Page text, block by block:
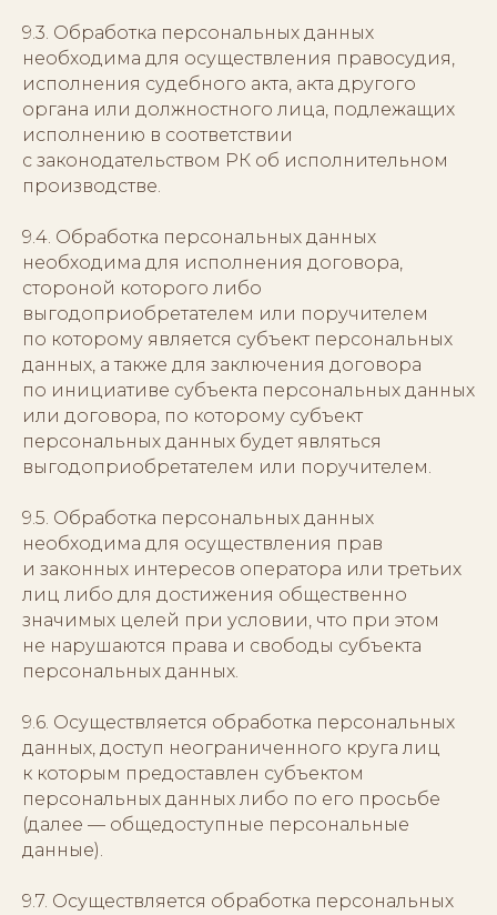
9.3. Обработка персональных данных
необходима для осуществления правосудия,
исполнения судебного акта, акта другого
органа или должностного лица, подлежащих
исполнению в соответствии
с законодательством РК об исполнительном
производстве.
9.4. Обработка персональных данных
необходима для исполнения договора,
стороной которого либо
выгодоприобретателем или поручителем
по которому является субъект персональных
данных, а также для заключения договора
по инициативе субъекта персональных данных
или договора, по которому субъект
персональных данных будет являться
выгодоприобретателем или поручителем.
9.5. Обработка персональных данных
необходима для осуществления прав
и законных интересов оператора или третьих
лиц либо для достижения общественно
значимых целей при условии, что при этом
не нарушаются права и свободы субъекта
персональных данных.
9.6. Осуществляется обработка персональных
данных, доступ неограниченного круга лиц
к которым предоставлен субъектом
персональных данных либо по его просьбе
(далее — общедоступные персональные
данные).
9.7. Осуществляется обработка персональных
Instagram
Telegram
Каталог рецептов
Политика конфиденциальности
Вконтакте
Договор оферты